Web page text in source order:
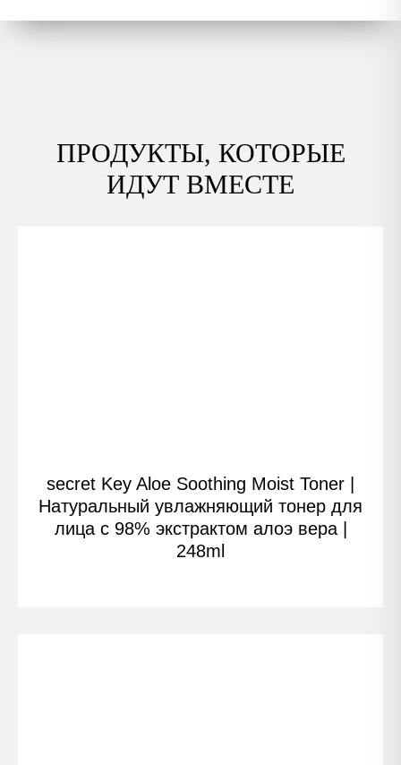
ПРОДУКТЫ, КОТОРЫЕ
ИДУТ ВМЕСТЕ
secret Key Aloe Soothing Moist Toner |
Натуральный увлажняющий тонер для
лица с 98% экстрактом алоэ вера |
248ml